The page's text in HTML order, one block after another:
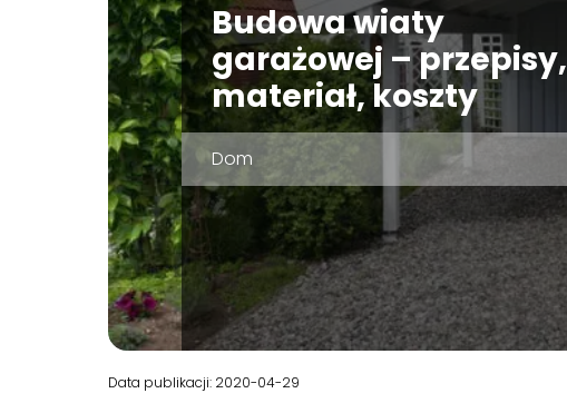
Budowa wiaty
garażowej – przepisy,
materiał, koszty
Dom
Data publikacji: 2020-04-29